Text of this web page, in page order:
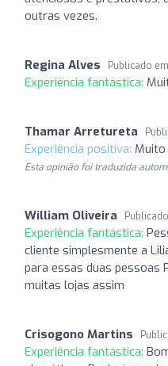
outras vezes.
Regina Alves Publicado em
Experiência fantástica:
Thamar Arretureta
Experiência positiva:
Esta opinião foi traduzida
William Oliveira
Experiência fantástica:
cliente simplesmente a
para essas duas pessoas
muitas lojas assim
Crisogono Martins
Experiência fantástica: